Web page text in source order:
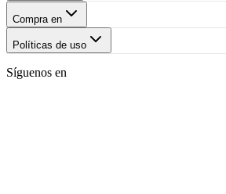
Compra en
Políticas de uso
Síguenos en